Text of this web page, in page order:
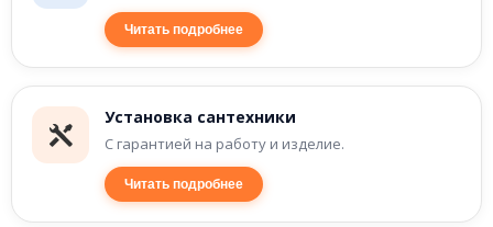
Читать подробнее
Установка сантехники
С гарантией на работу и изделие.
Читать подробнее